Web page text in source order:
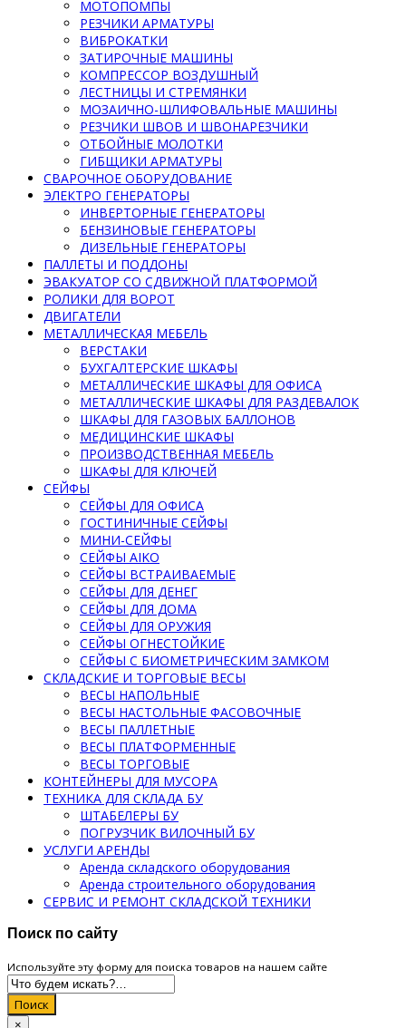
МОТОПОМПЫ
РЕЗЧИКИ АРМАТУРЫ
ВИБРОКАТКИ
ЗАТИРОЧНЫЕ МАШИНЫ
КОМПРЕССОР ВОЗДУШНЫЙ
ЛЕСТНИЦЫ И СТРЕМЯНКИ
МОЗАИЧНО-ШЛИФОВАЛЬНЫЕ МАШИНЫ
РЕЗЧИКИ ШВОВ И ШВОНАРЕЗЧИКИ
ОТБОЙНЫЕ МОЛОТКИ
ГИБЩИКИ АРМАТУРЫ
СВАРОЧНОЕ ОБОРУДОВАНИЕ
ЭЛЕКТРО ГЕНЕРАТОРЫ
ИНВЕРТОРНЫЕ ГЕНЕРАТОРЫ
БЕНЗИНОВЫЕ ГЕНЕРАТОРЫ
ДИЗЕЛЬНЫЕ ГЕНЕРАТОРЫ
ПАЛЛЕТЫ И ПОДДОНЫ
ЭВАКУАТОР СО СДВИЖНОЙ ПЛАТФОРМОЙ
РОЛИКИ ДЛЯ ВОРОТ
ДВИГАТЕЛИ
МЕТАЛЛИЧЕСКАЯ МЕБЕЛЬ
ВЕРСТАКИ
БУХГАЛТЕРСКИЕ ШКАФЫ
МЕТАЛЛИЧЕСКИЕ ШКАФЫ ДЛЯ ОФИСА
МЕТАЛЛИЧЕСКИЕ ШКАФЫ ДЛЯ РАЗДЕВАЛОК
ШКАФЫ ДЛЯ ГАЗОВЫХ БАЛЛОНОВ
МЕДИЦИНСКИЕ ШКАФЫ
ПРОИЗВОДСТВЕННАЯ МЕБЕЛЬ
ШКАФЫ ДЛЯ КЛЮЧЕЙ
СЕЙФЫ
СЕЙФЫ ДЛЯ ОФИСА
ГОСТИНИЧНЫЕ СЕЙФЫ
МИНИ-СЕЙФЫ
СЕЙФЫ AIKO
СЕЙФЫ ВСТРАИВАЕМЫЕ
СЕЙФЫ ДЛЯ ДЕНЕГ
СЕЙФЫ ДЛЯ ДОМА
СЕЙФЫ ДЛЯ ОРУЖИЯ
СЕЙФЫ ОГНЕСТОЙКИЕ
СЕЙФЫ С БИОМЕТРИЧЕСКИМ ЗАМКОМ
СКЛАДСКИЕ И ТОРГОВЫЕ ВЕСЫ
ВЕСЫ НАПОЛЬНЫЕ
ВЕСЫ НАСТОЛЬНЫЕ ФАСОВОЧНЫЕ
ВЕСЫ ПАЛЛЕТНЫЕ
ВЕСЫ ПЛАТФОРМЕННЫЕ
ВЕСЫ ТОРГОВЫЕ
КОНТЕЙНЕРЫ ДЛЯ МУСОРА
ТЕХНИКА ДЛЯ СКЛАДА БУ
ШТАБЕЛЕРЫ БУ
ПОГРУЗЧИК ВИЛОЧНЫЙ БУ
УСЛУГИ АРЕНДЫ
Аренда складского оборудования
Аренда строительного оборудования
СЕРВИС И РЕМОНТ СКЛАДСКОЙ ТЕХНИКИ
Поиск по сайту
Используйте эту форму для поиска товаров на нашем сайте
Поиск
×